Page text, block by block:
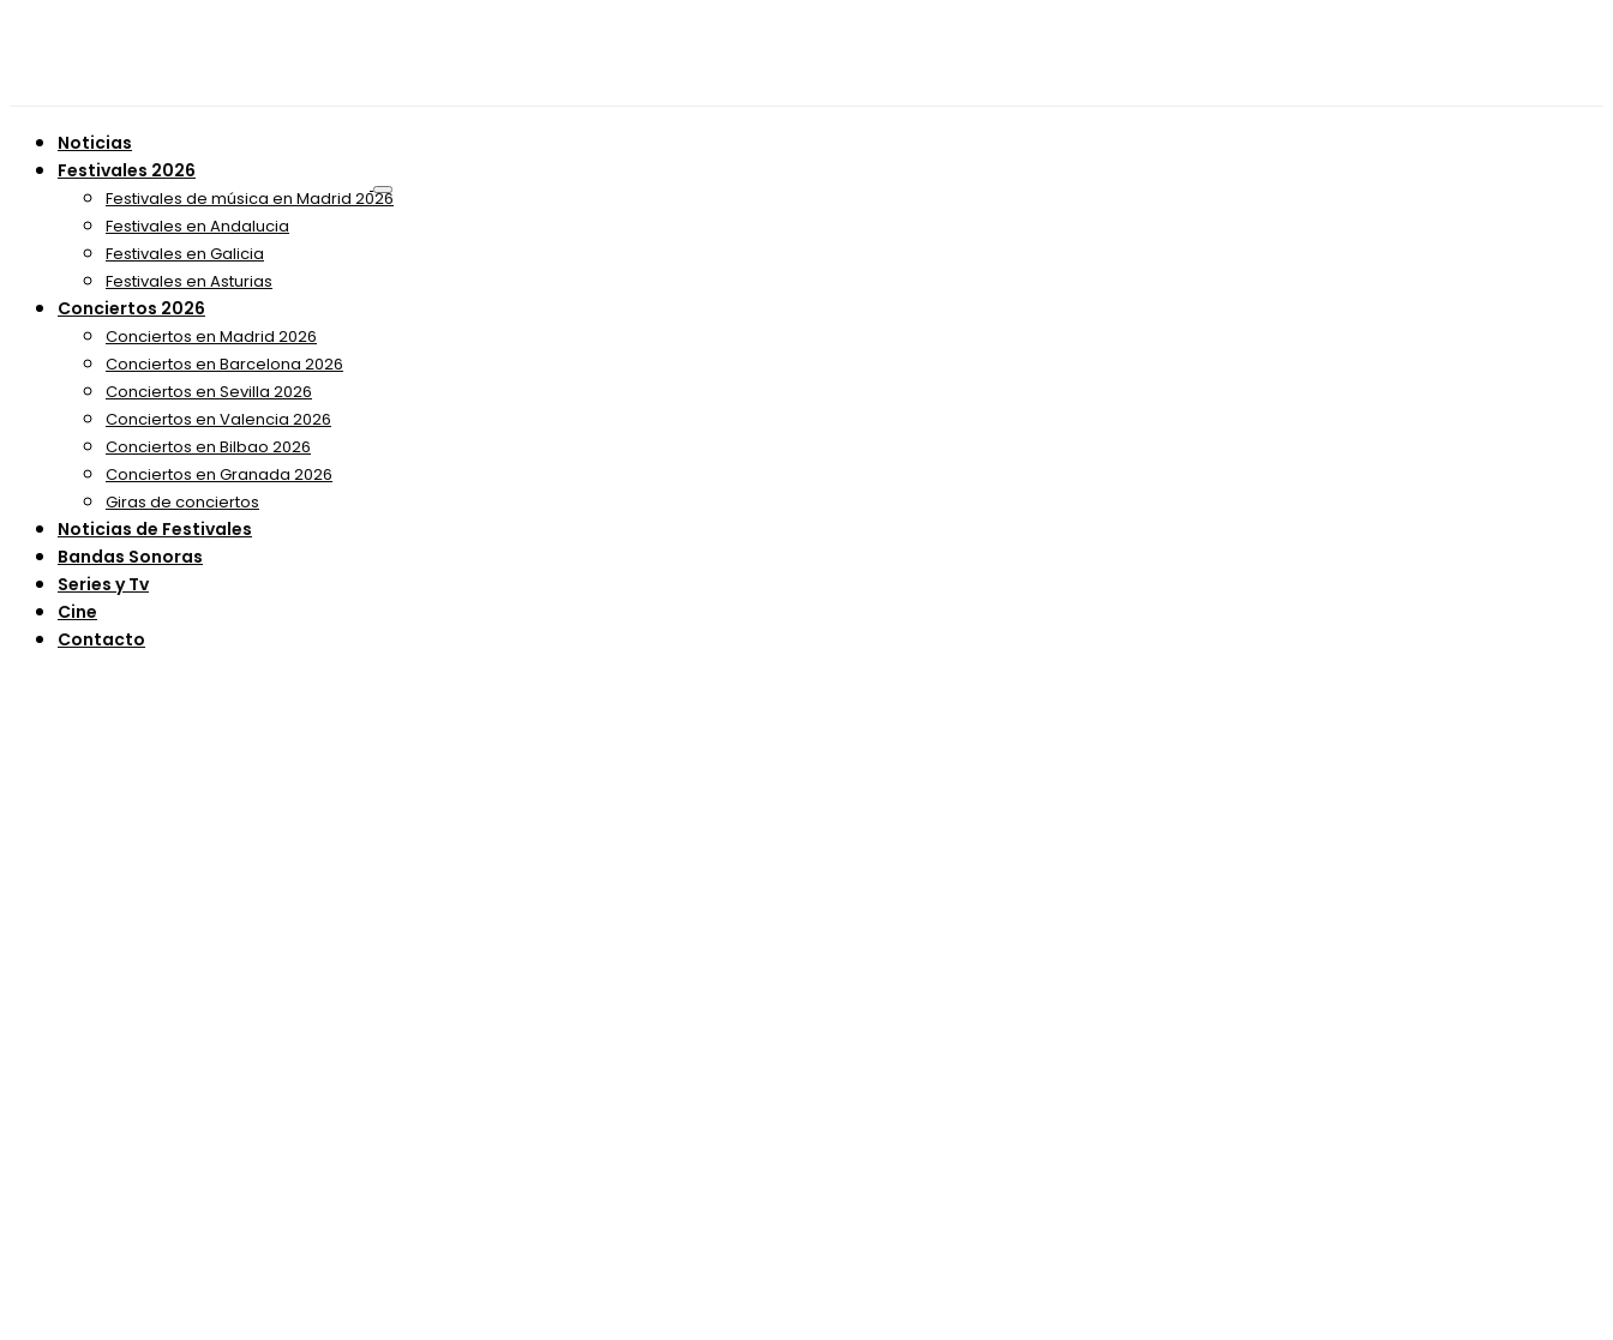
Noticias
Festivales 2026
Festivales de música en Madrid 2026
Festivales en Andalucia
Festivales en Galicia
Festivales en Asturias
Conciertos 2026
Conciertos en Madrid 2026
Conciertos en Barcelona 2026
Conciertos en Sevilla 2026
Conciertos en Valencia 2026
Conciertos en Bilbao 2026
Conciertos en Granada 2026
Giras de conciertos
Noticias de Festivales
Bandas Sonoras
Series y Tv
Cine
Contacto